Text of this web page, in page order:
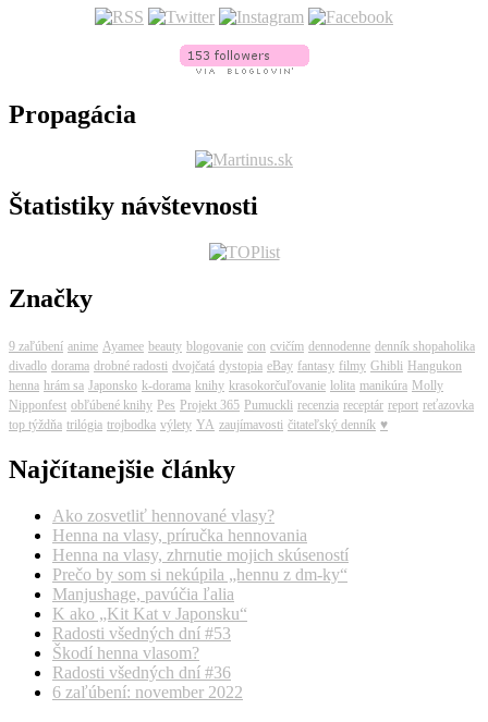
Propagácia
Štatistiky návštevnosti
Značky
9 zaľúbení anime Ayamee beauty blogovanie con cvičím dennodenne denník shopaholika
divadlo dorama drobné radosti dvojčatá dystopia eBay fantasy filmy Ghibli Hangukon
henna hrám sa Japonsko k-dorama knihy krasokorčuľovanie lolita manikúra Molly
Nipponfest obľúbené knihy Pes Projekt 365 Pumuckli recenzia receptár report reťazovka
top týždňa trilógia trojbodka výlety YA zaujímavosti čitateľský denník ♥
Najčítanejšie články
Ako zosvetliť hennované vlasy?
Henna na vlasy, príručka hennovania
Henna na vlasy, zhrnutie mojich skúseností
Prečo by som si nekúpila „hennu z dm-ky“
Manjushage, pavúčia ľalia
K ako „Kit Kat v Japonsku“
Radosti všedných dní #53
Škodí henna vlasom?
Radosti všedných dní #36
6 zaľúbení: november 2022